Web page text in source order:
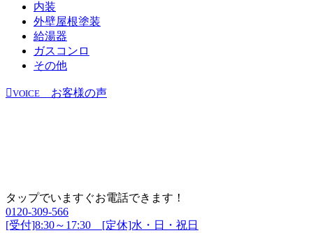
内装
外壁屋根塗装
給湯器
ガスコンロ
その他
VOICE お客様の声
タップでいますぐお電話できます！
0120-309-566
[受付]8:30～17:30 [定休]水・日・祝日